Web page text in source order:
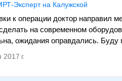
Эксперт на Калужской
к операции доктор направил
на современном
ожидания оправдались. Буду
г.